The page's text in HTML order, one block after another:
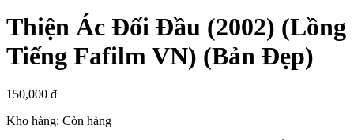
Thiện Ác Đối Đầu (2002) (Lồng
Tiếng Fafilm VN) (Bản Đẹp)
150,000 đ
Kho hàng: Còn hàng